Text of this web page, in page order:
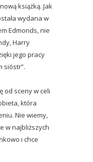
książką. Jak
wydana w
Edmonds, nie
Harry
jego pracy
sióstr”.
od sceny w celi
która
Nie wiemy,
w najbliższych
i chce